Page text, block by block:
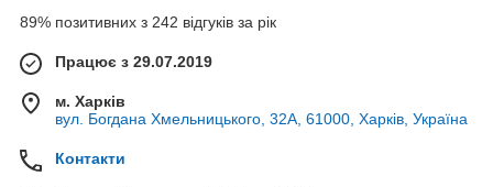
89% позитивних з 242 відгуків за рік
Працює з 29.07.2019
м. Харків
вул. Богдана Хмельницького, 32А, 61000, Харків, Україна
Контакти